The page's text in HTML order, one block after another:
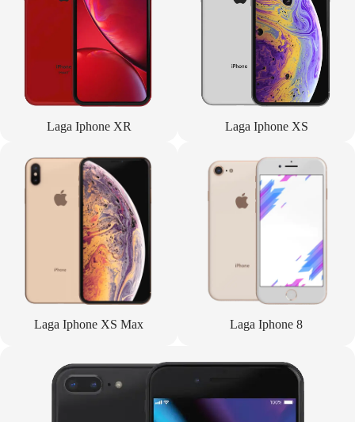
Laga Iphone XR Laga Iphone XS
Laga Iphone XS Max Laga Iphone 8